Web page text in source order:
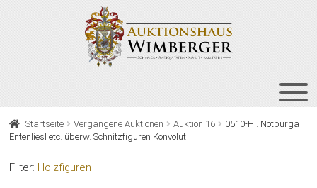
HOME
Startseite Vergangene Auktionen Auktion 16
0510-Hl. Notburga
Entenliesl etc. überw. Schnitzfiguren Konvolut
Filter: Holzfiguren